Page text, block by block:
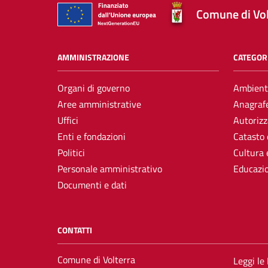
Comune di
AMMINISTRAZIONE
Organi di governo
Aree amministrative
Uffici
Enti e fondazioni
Politici
Personale amministrativo
Documenti e dati
Cultura
CONTATTI
Comune di Volterra
Leggi le